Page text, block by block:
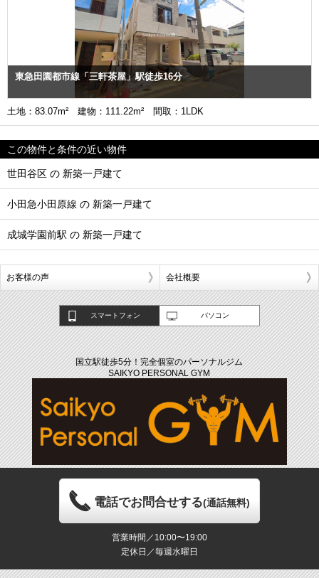
東急田園都市線「三軒茶屋」駅徒歩16分
土地：83.07m² 建物：111.22m² 間取：1LDK
この物件と条件の近い物件
世田谷区 の 新築一戸建て
小田急小田原線 の 新築一戸建て
成城学園前駅 の 新築一戸建て
お客様の声 会社概要
スマートフォン パソコン
国立駅徒歩5分！完全個室のパーソナルジム
SAIKYO PERSONAL GYM
電話でお問合せする(通話無料)
営業時間／10:00〜19:00
定休日／毎週水曜日